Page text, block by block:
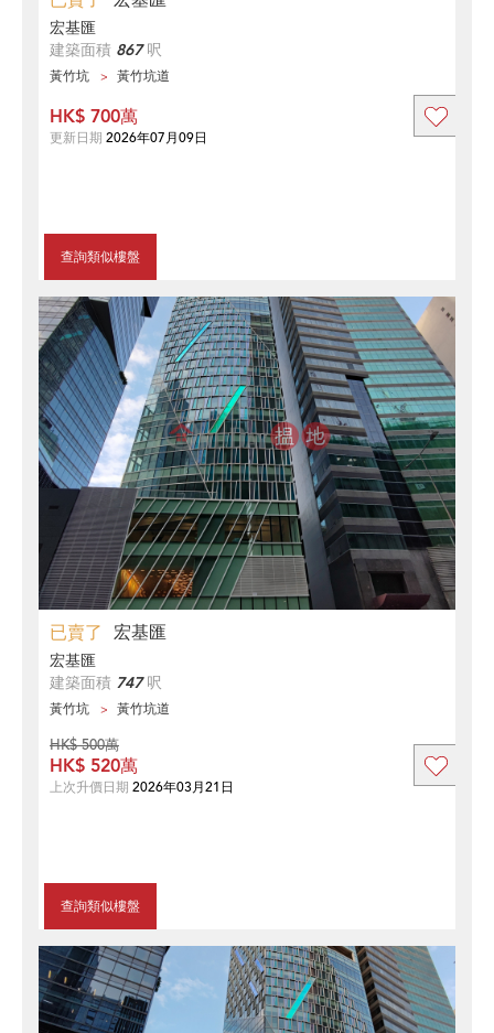
宏基匯
建築面積 867呎
黃竹坑 黃竹坑道
查詢類似樓盤
HK$ 700萬
更新日期 2026年07月09日
已賣了 宏基匯
宏基匯
建築面積 747呎
黃竹坑 黃竹坑道
查詢類似樓盤
HK$ 500萬
HK$ 520萬
上次升價日期 2026年03月21日